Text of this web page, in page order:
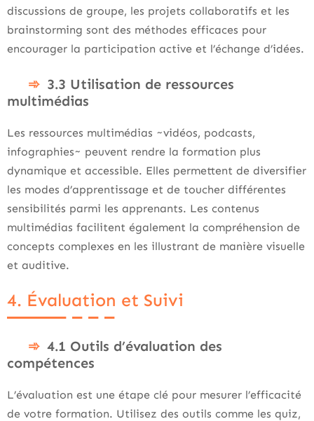
discussions de groupe, les projets collaboratifs et les
brainstorming sont des méthodes efficaces pour
encourager la participation active et l’échange d’idées.
3.3 Utilisation de ressources
multimédias
Les ressources multimédias ~vidéos, podcasts,
infographies~ peuvent rendre la formation plus
dynamique et accessible. Elles permettent de diversifier
les modes d’apprentissage et de toucher différentes
sensibilités parmi les apprenants. Les contenus
multimédias facilitent également la compréhension de
concepts complexes en les illustrant de manière visuelle
et auditive.
4. Évaluation et Suivi
4.1 Outils d’évaluation des
compétences
L’évaluation est une étape clé pour mesurer l’efficacité
de votre formation. Utilisez des outils comme les quiz,